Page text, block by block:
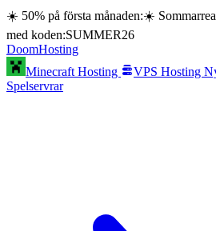
☀️ 50% på första månaden:☀️
med koden:SUMMER26
DoomHosting
Minecraft Hosting
VPS Hosting
Spelservrar